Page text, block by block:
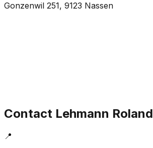
Gonzenwil 251, 9123 Nassen
Contact Lehmann Roland
📍